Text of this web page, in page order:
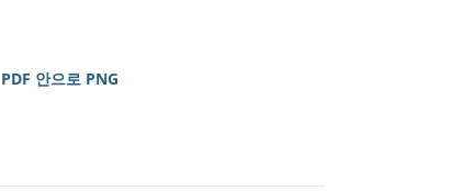
PDF 안으로 PNG